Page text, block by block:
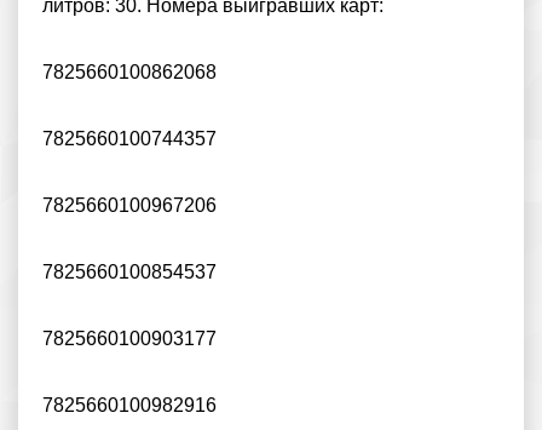
литров: 30. Номера выигравших карт:
7825660100862068
7825660100744357
7825660100967206
7825660100854537
7825660100903177
7825660100982916